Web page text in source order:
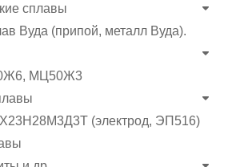
сплавы
Вуда (припой, металл Вуда).
МЦ50Ж3
(электрод, ЭП516)